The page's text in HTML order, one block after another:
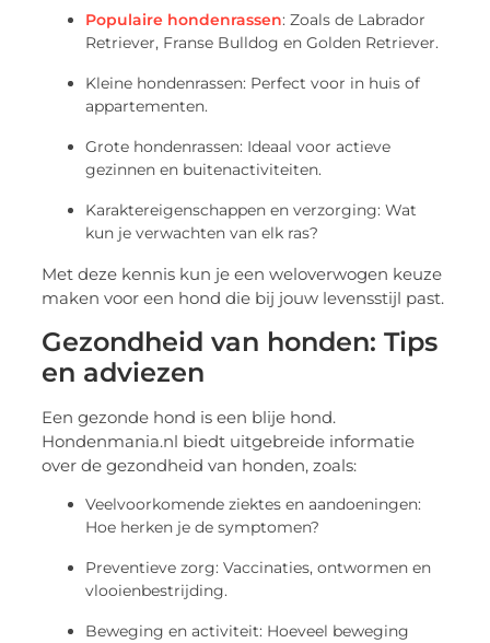
Populaire hondenrassen: Zoals de Labrador
Retriever, Franse Bulldog en Golden Retriever.
Kleine hondenrassen: Perfect voor in huis of
appartementen.
Grote hondenrassen: Ideaal voor actieve
gezinnen en buitenactiviteiten.
Karaktereigenschappen en verzorging: Wat
kun je verwachten van elk ras?
Met deze kennis kun je een weloverwogen keuze
maken voor een hond die bij jouw levensstijl past.
Gezondheid van honden: Tips
en adviezen
Een gezonde hond is een blije hond.
Hondenmania.nl biedt uitgebreide informatie
over de gezondheid van honden, zoals:
Veelvoorkomende ziektes en aandoeningen:
Hoe herken je de symptomen?
Preventieve zorg: Vaccinaties, ontwormen en
vlooienbestrijding.
Beweging en activiteit: Hoeveel beweging